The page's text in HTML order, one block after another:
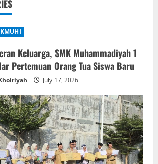
Keluarga, SMK Muhammadiyah 1
Pertemuan Orang Tua Siswa Baru
July 17, 2026